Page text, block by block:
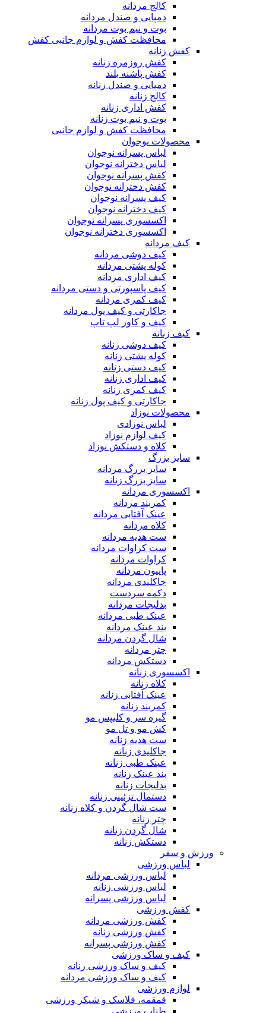
کالج مردانه
دمپایی و صندل مردانه
بوت و نیم بوت مردانه
محافظت کفش و لوازم جانبی کفش
کفش زنانه
کفش روزمره زنانه
کفش پاشنه بلند
دمپایی و صندل زنانه
کالج زنانه
کفش اداری زنانه
بوت و نیم بوت زنانه
محافظت کفش و لوازم جانبی
محصولات نوجوان
لباس پسرانه نوجوان
لباس دخترانه نوجوان
کفش پسرانه نوجوان
کفش دخترانه نوجوان
کیف پسرانه نوجوان
کیف دخترانه نوجوان
اکسسوری پسرانه نوجوان
اکسسوری دخترانه نوجوان
کیف مردانه
کیف دوشی مردانه
کوله پشتی مردانه
کیف اداری مردانه
کیف پاسپورتی و دستی مردانه
کیف کمری مردانه
جاکارتی و کیف پول مردانه
کیف و کاور لپ تاپ
کیف زنانه
کیف دوشی زنانه
کوله پشتی زنانه
کیف دستی زنانه
کیف اداری زنانه
کیف کمری زنانه
جاکارتی و کیف پول زنانه
محصولات نوزاد
لباس نوزادی
کیف لوازم نوزاد
کلاه و دستکش نوزاد
سایز بزرگ
سایز بزرگ مردانه
سایز بزرگ زنانه
اکسسوری مردانه
کمربند مردانه
عینک آفتابی مردانه
کلاه مردانه
ست هدیه مردانه
ست کراوات مردانه
کراوات مردانه
پاپیون مردانه
جاکلیدی مردانه
دکمه سردست
بدلیجات مردانه
عینک طبی مردانه
بند عینک مردانه
شال گردن مردانه
چتر مردانه
دستکش مردانه
اکسسوری زنانه
کلاه زنانه
عینک آفتابی زنانه
کمربند زنانه
گیره سر و کلیپس مو
کش مو و تل مو
ست هدیه زنانه
جاکلیدی زنانه
عینک طبی زنانه
بند عینک زنانه
بدلیجات زنانه
دستمال تزئینی زنانه
ست شال گردن و کلاه زنانه
چتر زنانه
شال گردن زنانه
دستکش زنانه
ورزش و سفر
لباس ورزشی
لباس ورزشی مردانه
لباس ورزشی زنانه
لباس ورزشی پسرانه
کفش ورزشی
کفش ورزشی مردانه
کفش ورزشی زنانه
کفش ورزشی پسرانه
کیف و ساک ورزشی
کیف و ساک ورزشی زنانه
کیف و ساک ورزشی مردانه
لوازم ورزشی
قمقمه، فلاسک و شیکر ورزشی
طناب ورزشی